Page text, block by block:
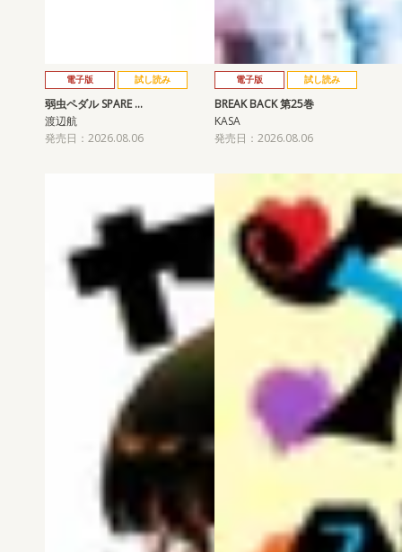
電子版 試し読み
弱虫ペダル SPARE …
渡辺航
発売日：2026.08.06
電子版 試し読み
BREAK BACK 第25巻
KASA
発売日：2026.08.06